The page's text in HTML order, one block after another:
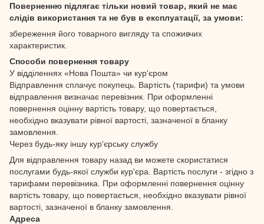
Поверненню підлягає тільки новий товар, який не має
слідів використання та не був в експлуатації, за умови:
збереження його товарного вигляду та споживчих
характеристик.
Способи повернення товару
У відділеннях «Нова Пошта» чи кур'єром
Відправлення сплачує покупець. Вартість (тарифи) та умови
відправлення визначає перевізник. При оформленні
повернення оцінну вартість товару, що повертається,
необхідно вказувати рівної вартості, зазначеної в бланку
замовлення.
Через будь-яку іншу кур'єрську службу
Для відправлення товару назад ви можете скористатися
послугами будь-якої служби кур'єра. Вартість послуги - згідно з
тарифами перевізника. При оформленні повернення оцінну
вартість товару, що повертається, необхідно вказувати рівної
вартості, зазначеної в бланку замовлення.
Адреса